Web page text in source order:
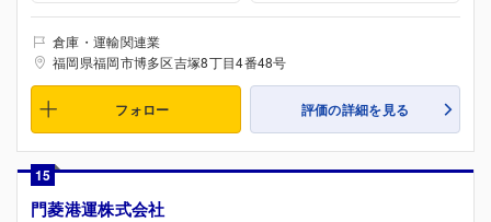
倉庫・運輸関連業
福岡県福岡市博多区吉塚8丁目4番48号
フォロー 評価の詳細を見る
15
門菱港運株式会社